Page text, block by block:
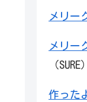
メリー
メリー
（SURE）
作った